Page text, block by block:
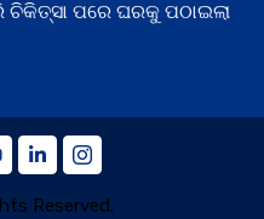
ପରେ ଘରକୁ ପଠାଇଲା
Reserved.